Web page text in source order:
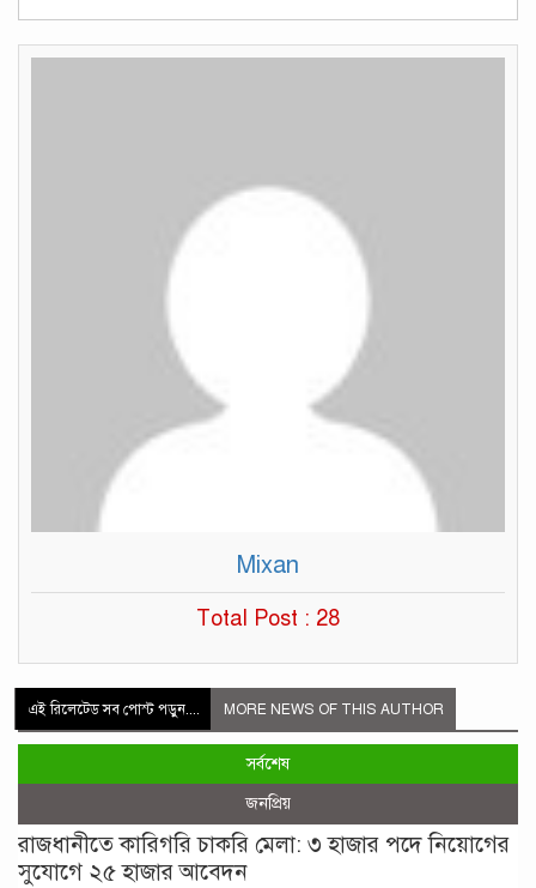
Mixan
Total Post : 28
এই রিলেটেড সব পোস্ট পড়ুন.... MORE NEWS OF THIS AUTHOR
সর্বশেষ
জনপ্রিয়
রাজধানীতে কারিগরি চাকরি মেলা: ৩ হাজার পদে নিয়োগের
সুযোগে ২৫ হাজার আবেদন